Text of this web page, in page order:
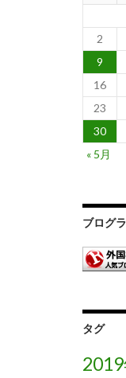
ターはどこか
2
9
16
23
30
« 5月
ブログ
タグ